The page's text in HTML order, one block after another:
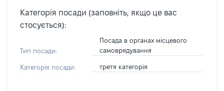
Категорія посади (заповніть, якщо це вас
стосується):
Тип посади:
Посада в органах місцевого
самоврядування
Категорія посади: третя категорія